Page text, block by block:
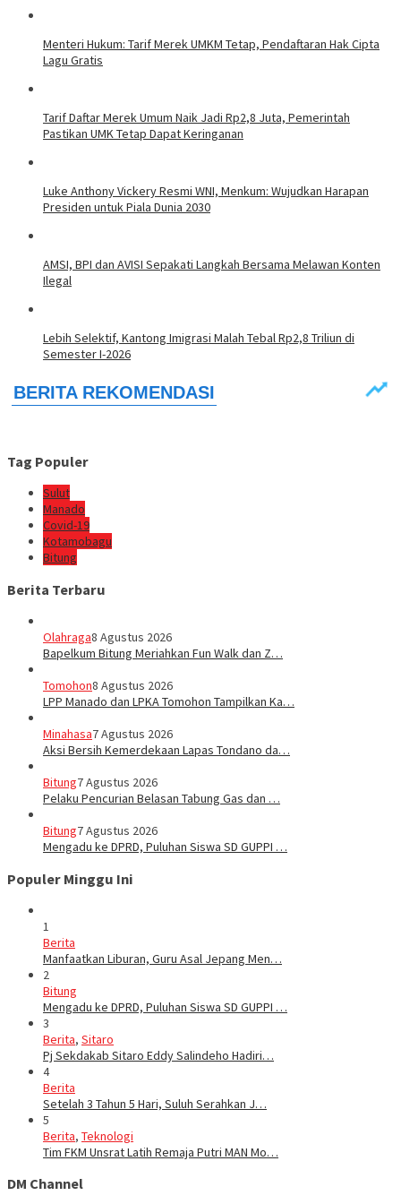
Menteri Hukum: Tarif Merek UMKM Tetap, Pendaftaran Hak Cipta
Lagu Gratis
Tarif Daftar Merek Umum Naik Jadi Rp2,8 Juta, Pemerintah
Pastikan UMK Tetap Dapat Keringanan
Luke Anthony Vickery Resmi WNI, Menkum: Wujudkan Harapan
Presiden untuk Piala Dunia 2030
AMSI, BPI dan AVISI Sepakati Langkah Bersama Melawan Konten
Ilegal
Lebih Selektif, Kantong Imigrasi Malah Tebal Rp2,8 Triliun di
Semester I-2026
Tag Populer
Sulut
Manado
Covid-19
Kotamobagu
Bitung
Berita Terbaru
Olahraga8 Agustus 2026
Bapelkum Bitung Meriahkan Fun Walk dan Z…
Tomohon8 Agustus 2026
LPP Manado dan LPKA Tomohon Tampilkan Ka…
Minahasa7 Agustus 2026
Aksi Bersih Kemerdekaan Lapas Tondano da…
Bitung7 Agustus 2026
Pelaku Pencurian Belasan Tabung Gas dan …
Bitung7 Agustus 2026
Mengadu ke DPRD, Puluhan Siswa SD GUPPI …
Populer Minggu Ini
1
Berita
Manfaatkan Liburan, Guru Asal Jepang Men…
2
Bitung
Mengadu ke DPRD, Puluhan Siswa SD GUPPI …
3
Berita, Sitaro
Pj Sekdakab Sitaro Eddy Salindeho Hadiri…
4
Berita
Setelah 3 Tahun 5 Hari, Suluh Serahkan J…
5
Berita, Teknologi
Tim FKM Unsrat Latih Remaja Putri MAN Mo…
DM Channel